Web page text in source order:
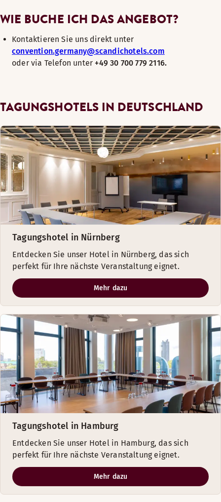
WIE BUCHE ICH DAS ANGEBOT?
Kontaktieren Sie uns direkt unter
convention.germany@scandichotels.com
oder via Telefon unter+49 30 700 779 2116.
TAGUNGSHOTELS IN DEUTSCHLAND
Tagungshotel in Nürnberg
Entdecken Sie unser Hotel in Nürnberg, das sich
perfekt für Ihre nächste Veranstaltung eignet.
Mehr dazu
Tagungshotel in Hamburg
Entdecken Sie unser Hotel in Hamburg, das sich
perfekt für Ihre nächste Veranstaltung eignet.
Mehr dazu